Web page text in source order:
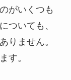
がいくつも
ついても、
りません。
す。